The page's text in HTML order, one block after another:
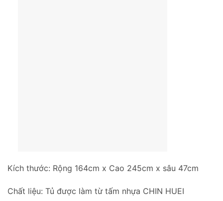
Kích thước: Rộng 164cm x Cao 245cm x sâu 47cm
Chất liệu: Tủ được làm từ tấm nhựa CHIN HUEI